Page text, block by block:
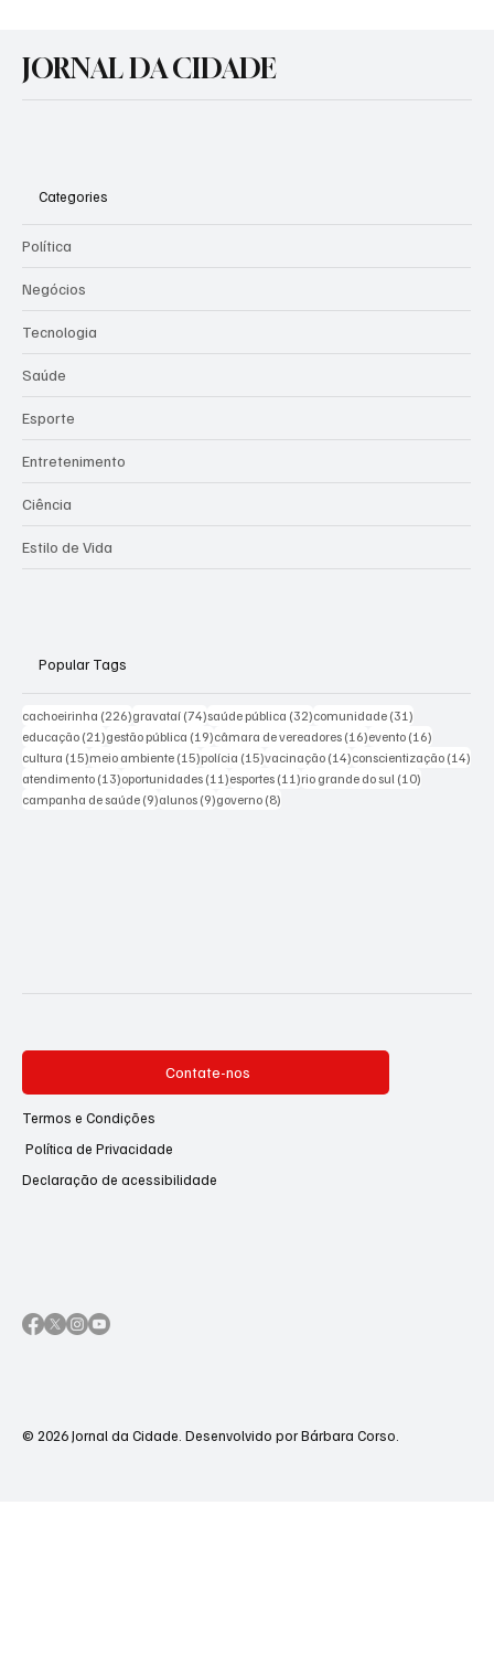
JORNAL DA CIDADE
Categories
Política
Negócios
Tecnologia
Saúde
Esporte
Entretenimento
Ciência
Estilo de Vida
Popular Tags
cachoeirinha (226)226 posts
gravataí (74)74 posts
saúde pública (32)32 posts
comunidade (31)
educação (21)21 posts
gestão pública (19)19 posts
câmara de vereadores (16)16 posts
evento (16)
cultura (15)15 posts
meio ambiente (15)15 posts
polícia (15)15 posts
vacinação (14)14 posts
conscientização (14)
atendimento (13)13 posts
oportunidades (11)11 posts
esportes (11)11 posts
rio grande do sul (10)
campanha de saúde (9)9 posts
alunos (9)9 posts
governo (8)
Contate-nos
Termos e Condições
Política de Privacidade
Declaração de acessibilidade
© 2026 Jornal da Cidade. Desenvolvido por Bárbara Corso.